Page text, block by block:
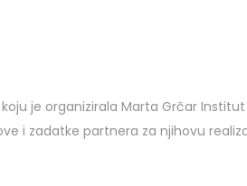
je organizirala Marta Grčar
i zadatke partnera za njihovu